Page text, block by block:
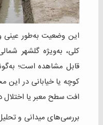
این وضعیت به‌طور عینی
کلی، به‌ویژه گلشهر
قابل مشاهده است؛
کوچه یا خیابانی در
افت سطح معبر یا اختلال
بررسی‌های میدانی و